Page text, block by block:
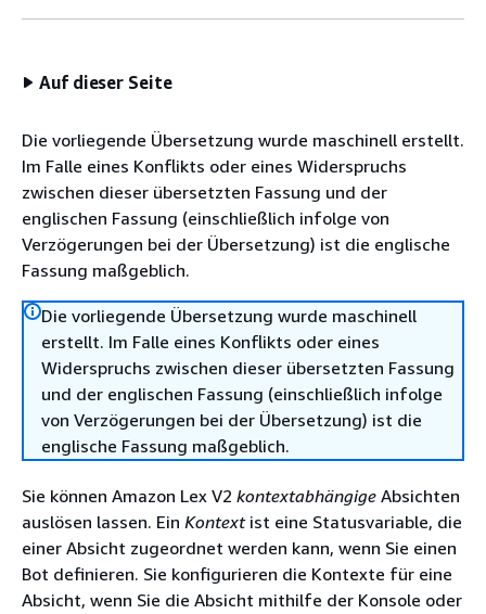
Auf dieser Seite
Die vorliegende Übersetzung wurde maschinell erstellt.
Im Falle eines Konflikts oder eines Widerspruchs
zwischen dieser übersetzten Fassung und der
englischen Fassung (einschließlich infolge von
Verzögerungen bei der Übersetzung) ist die englische
Fassung maßgeblich.
Die vorliegende Übersetzung wurde maschinell
erstellt. Im Falle eines Konflikts oder eines
Widerspruchs zwischen dieser übersetzten Fassung
und der englischen Fassung (einschließlich infolge
von Verzögerungen bei der Übersetzung) ist die
englische Fassung maßgeblich.
Sie können Amazon Lex V2 kontextabhängige Absichten
auslösen lassen. Ein Kontextist eine Statusvariable, die
einer Absicht zugeordnet werden kann, wenn Sie einen
Bot definieren. Sie konfigurieren die Kontexte für eine
Absicht, wenn Sie die Absicht mithilfe der Konsole oder